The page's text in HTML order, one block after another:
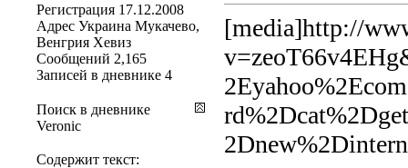
[media]http://
Регистрация 17.12.2008
Адрес Украина Мукачево,
Венгрия Хевиз
Сообщений 2,165
Записей в дневнике 4
Поиск в дневнике
Veronic
Содержит текст: